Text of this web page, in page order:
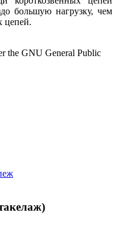
большую нагрузку, чем
цепей.
the GNU General Public